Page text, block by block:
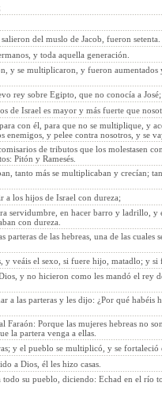
del muslo de Jacob, fueron setenta.
y toda aquella generación.
y se multiplicaron, y fueron aumentados
rey sobre Egipto, que no conocía a
de Israel es mayor y más fuerte que
con él, para que no se multiplique, y
enemigos, y pelee contra nosotros, y se
de tributos que los molestasen
Pitón y Ramesés.
tanto más se multiplicaban y crecían;
a los hijos de Israel con dureza;
servidumbre, en hacer barro y ladrillo, y
con dureza.
parteras de las hebreas, una de las cuales
y veáis el sexo, si fuere hijo, matadlo; y si
y no hicieron como les mandó el rey
a las parteras y les dijo: ¿Por qué habéis
Faraón: Porque las mujeres hebreas no
la partera venga a ellas.
y el pueblo se multiplicó, y se fortaleció
a Dios, él les hizo casas.
todo su pueblo, diciendo: Echad en el río